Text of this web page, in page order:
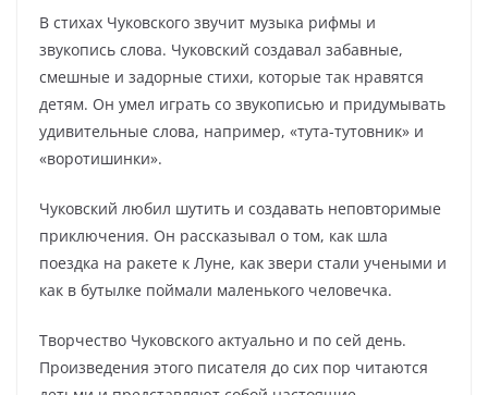
В стихах Чуковского звучит музыка рифмы и
звукопись слова. Чуковский создавал забавные,
смешные и задорные стихи, которые так нравятся
детям. Он умел играть со звукописью и придумывать
удивительные слова, например, «тута-тутовник» и
«воротишинки».
Чуковский любил шутить и создавать неповторимые
приключения. Он рассказывал о том, как шла
поездка на ракете к Луне, как звери стали учеными и
как в бутылке поймали маленького человечка.
Творчество Чуковского актуально и по сей день.
Произведения этого писателя до сих пор читаются